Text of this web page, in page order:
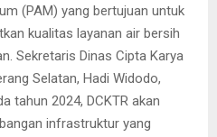
(PAM) yang bertujuan untuk
kualitas layanan air bersih
Sekretaris Dinas Cipta Karya
Selatan, Hadi Widodo,
tahun 2024, DCKTR akan
infrastruktur yang